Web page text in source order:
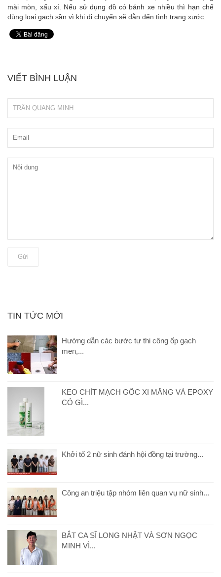
mài mòn, xấu xí. Nếu sử dụng đồ có bánh xe nhiều thì hạn chế
dùng loại gạch sần vì khi di chuyển sẽ dẫn đến tình trạng xước.
VIẾT BÌNH LUẬN
Gửi
TIN TỨC MỚI
Hướng dẫn các bước tự thi công ốp gạch
men,...
KEO CHÍT MẠCH GỐC XI MĂNG VÀ EPOXY
CÓ GÌ...
Khởi tố 2 nữ sinh đánh hội đồng tại trường...
Công an triệu tập nhóm liên quan vụ nữ sinh...
BẮT CA SĨ LONG NHẬT VÀ SƠN NGỌC
MINH VÌ...